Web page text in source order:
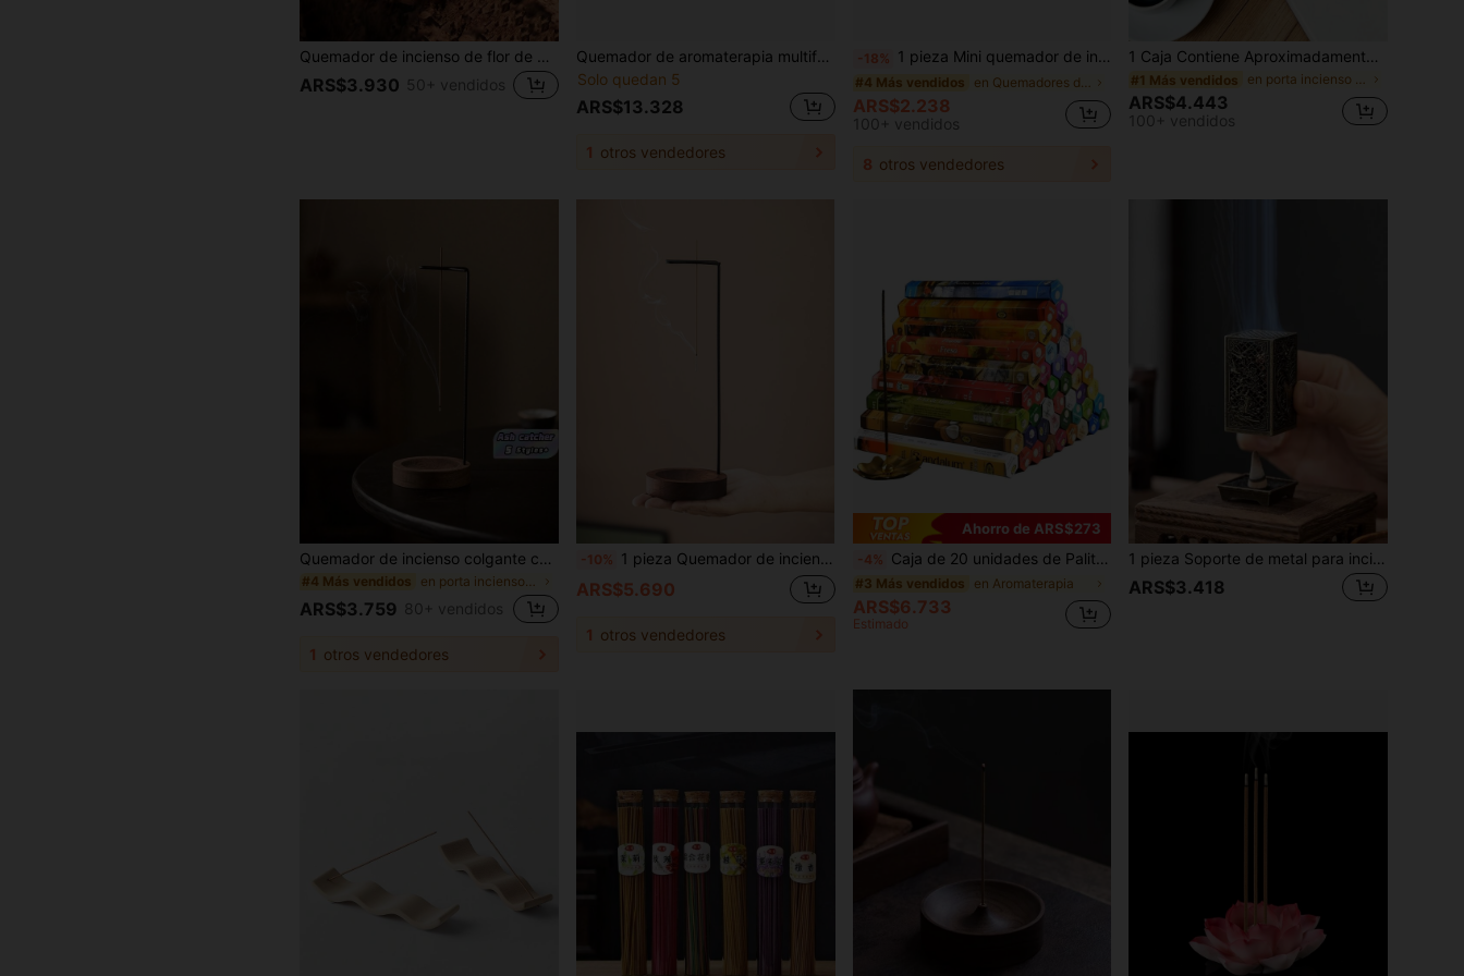
Quemador de incienso de flor de cerezo elegante, soporte de incienso de cerámica para decoración del hogar, quemador de incienso, decoración de oficina y sala de té, diseño de flor rosa linda, portavelas, decoración del hogar y regalo
ARS$3.930 50+ vendidos
Quemador de aromaterapia multifuncional con forma de luna, estrella y corazón de cerámica - Difusor de aceites esenciales y portavelas, adecuado para decoración del hogar, fiestas, vacaciones y regalos
Solo quedan 5
ARS$13.328
1 otros vendedores
-18% 1 pieza Mini quemador de incienso de loto de 2 niveles, adecuado para meditación, zen, sentarse en zen, yoga, ocio, exterior, decoración de artesanía de spa, accesorio de decoración de sala de té, base de soporte de incienso lineal, mini quemador de incienso
#4 Más vendidos
ARS$2.238
100+ vendidos
8 otros vendedores
1 Caja Contiene Aproximadamente 30-35 Varitas de Incienso de Palo Santo de Alta Calidad, Diámetro Engrosado de 2.8mm, Adecuado para Yoga, Meditación, Purificación y Regalo.
#1 Más vendidos en porta incienso zen Incienso y quemadores de inc
ARS$4.443
100+ vendidos
Quemador de incienso colgante con base, quemador de incienso en varillas de aromaterapia, adornos de madera zen para interiores del hogar (sin incienso) como regalo para cumpleaños o graduación
#4 Más vendidos
ARS$3.759 80+ vendidos
1 otros vendedores
-10% 1 pieza Quemador de incienso de madera maciza, ornamento de decoración zen para el hogar, soporte de incienso de flujo inverso, base creativa para varillas de incienso, bandeja de incienso de bambú, perfecto para estudio, sala de yoga, sala de té, dormitorio
ARS$5.690
1 otros vendedores
Ahorro de ARS$273
-4% Caja de 20 unidades de Palitos de incienso, fragancias de meditación refrescantes para sanación espiritual, meditación y alivio del estrés, limpieza energética, para limpieza del hogar, meditación, yoga, limpieza de energía negativa, aromaterapia, decoración de habitaciones, regalos para fiestas
#3 Más vendidos en Aromaterapia
ARS$6.733
Estimado
1 pieza Soporte de metal para incienso con diseño tradicional chino de flor de ciruelo, orquídea, bambú y crisantemo, apto para aromaterapia en el hogar, soporte de quemador de incienso de aleación - Sin decoración de incienso
ARS$3.418